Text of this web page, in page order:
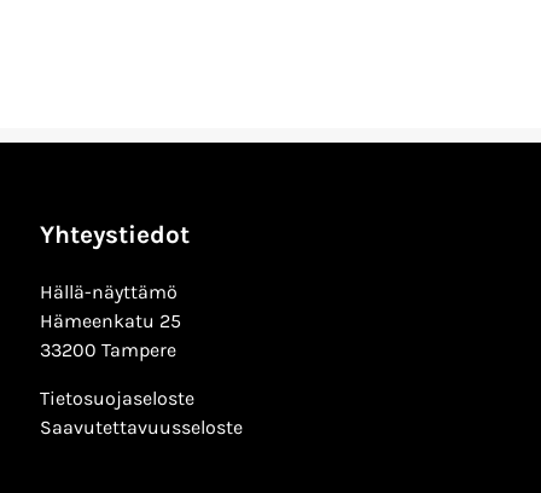
Yhteystiedot
Hällä-näyttämö
Hämeenkatu 25
33200 Tampere
Tietosuojaseloste
Saavutettavuusseloste